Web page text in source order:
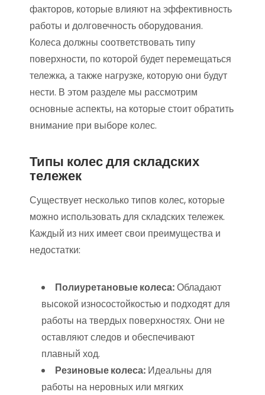
факторов, которые влияют на эффективность
работы и долговечность оборудования.
Колеса должны соответствовать типу
поверхности, по которой будет перемещаться
тележка, а также нагрузке, которую они будут
нести. В этом разделе мы рассмотрим
основные аспекты, на которые стоит обратить
внимание при выборе колес.
Типы колес для складских
тележек
Существует несколько типов колес, которые
можно использовать для складских тележек.
Каждый из них имеет свои преимущества и
недостатки:
Полиуретановые колеса:Обладают
высокой износостойкостью и подходят для
работы на твердых поверхностях. Они не
оставляют следов и обеспечивают
плавный ход.
Резиновые колеса: Идеальны для
работы на неровных или мягких